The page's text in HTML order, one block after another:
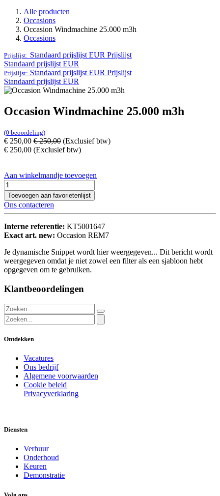
Alle producten
Occasions
Occasion Windmachine 25.000 m3h
Occasions
Prijslijst: Standaard prijslijst EUR Prijslijst
Standaard prijslijst EUR
Prijslijst: Standaard prijslijst EUR Prijslijst
Standaard prijslijst EUR
Occasion Windmachine 25.000 m3h
(0 beoordeling)
€ 250,00 €250,00 (Exclusief btw)
€ 250,00 (Exclusief btw)
Aan winkelmandje toevoegen
Toevoegen aan favorietenlijst
Ons contacteren
Interne referentie: KT5001647
Exact art. new: Occasion REM7
Je dynamische Snippet wordt hier weergegeven... Dit bericht wordt
weergegeven omdat je niet zowel een filter als een sjabloon hebt
opgegeven om te gebruiken.
Klantbeoordelingen
Ontdekken
Vacatures
Ons bedrijf
Algemene voorwaarden
Cookie beleid
Privacyverklaring
Diensten
Verhuur
Onderhoud
Keuren
Demonstratie